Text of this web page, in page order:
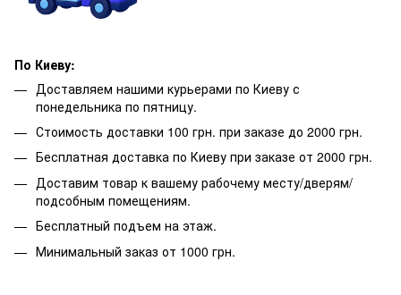
По Киеву:
Доставляем нашими курьерами по Киеву с
понедельника по пятницу.
Стоимость доставки 100 грн. при заказе до 2000 грн.
Бесплатная доставка по Киеву при заказе от 2000 грн.
Доставим товар к вашему рабочему месту/дверям/
подсобным помещениям.
Бесплатный подъем на этаж.
Минимальный заказ от 1000 грн.